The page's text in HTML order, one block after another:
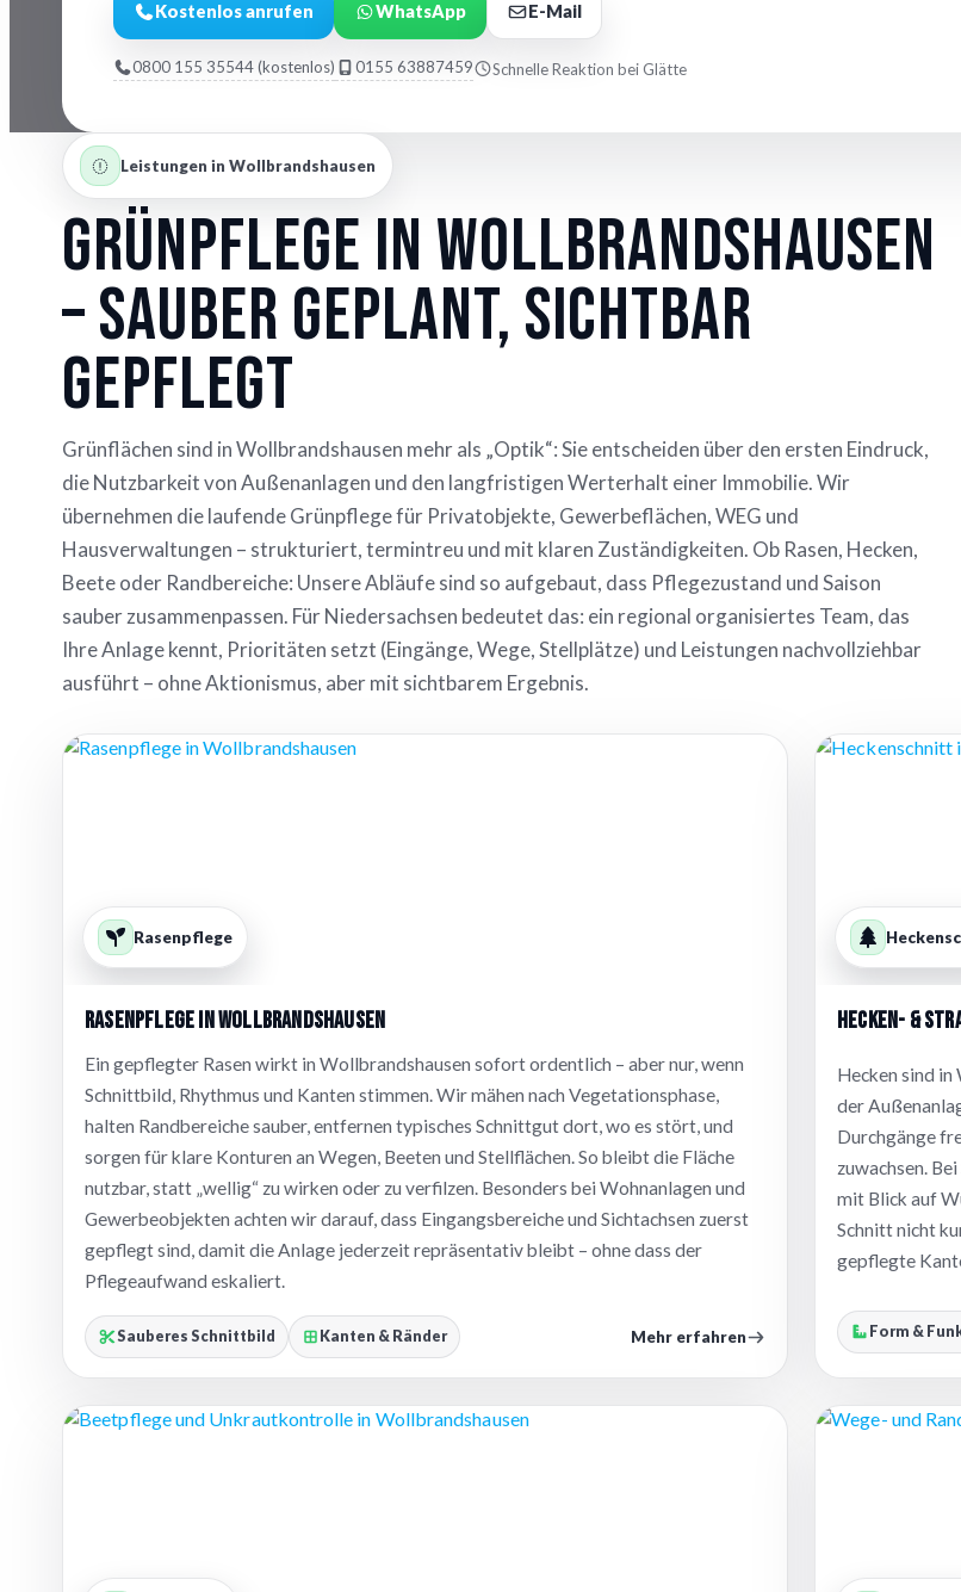
Kostenlos anrufen WhatsApp E-Mail
0800 155 35544 (kostenlos) 0155 63887459 Schnelle Reaktion bei Glätte
Leistungen in Wollbrandshausen
Grünpflege in Wollbrandshausen
– sauber geplant, sichtbar
gepflegt
Grünflächen sind in Wollbrandshausen mehr als „Optik“: Sie entscheiden über den ersten Eindruck,
die Nutzbarkeit von Außenanlagen und den langfristigen Werterhalt einer Immobilie. Wir
übernehmen die laufende Grünpflege für Privatobjekte, Gewerbeflächen, WEG und
Hausverwaltungen – strukturiert, termintreu und mit klaren Zuständigkeiten. Ob Rasen, Hecken,
Beete oder Randbereiche: Unsere Abläufe sind so aufgebaut, dass Pflegezustand und Saison
sauber zusammenpassen. Für Niedersachsen bedeutet das: ein regional organisiertes Team, das
Ihre Anlage kennt, Prioritäten setzt (Eingänge, Wege, Stellplätze) und Leistungen nachvollziehbar
ausführt – ohne Aktionismus, aber mit sichtbarem Ergebnis.
Rasenpflege
Rasenpflege in Wollbrandshausen
Ein gepflegter Rasen wirkt in Wollbrandshausen sofort ordentlich – aber nur, wenn
Schnittbild, Rhythmus und Kanten stimmen. Wir mähen nach Vegetationsphase,
halten Randbereiche sauber, entfernen typisches Schnittgut dort, wo es stört, und
sorgen für klare Konturen an Wegen, Beeten und Stellflächen. So bleibt die Fläche
nutzbar, statt „wellig“ zu wirken oder zu verfilzen. Besonders bei Wohnanlagen und
Gewerbeobjekten achten wir darauf, dass Eingangsbereiche und Sichtachsen zuerst
gepflegt sind, damit die Anlage jederzeit repräsentativ bleibt – ohne dass der
Pflegeaufwand eskaliert.
Sauberes Schnittbild Kanten & Ränder Mehr erfahren
Hecken- &
Hecken sind in
der
Durchgänge
zuwachsen.
mit Blick auf
Schnitt nicht
gepflegte
Form &